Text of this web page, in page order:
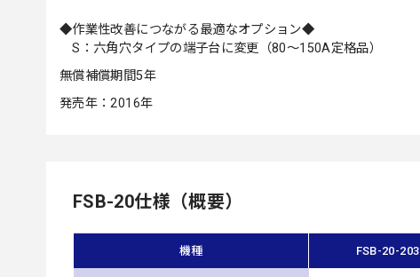
◆作業性改善につながる最適なオプション◆
S：六角穴タイプの端子台に変更（80～150A定格品）
無償補償期間5年
発売年：2016年
FSB-20仕様（概要）
機種 FSB-20-203